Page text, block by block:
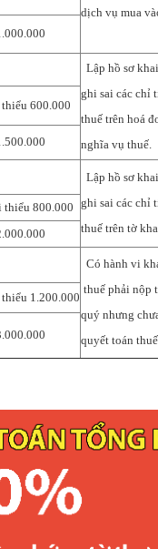
dịch vụ mua
Lập hồ sơ
ghi sai các chỉ
thuế trên hoá
nghĩa vụ thuế.
600.000
Lập hồ sơ
ghi sai các chỉ
thuế trên tờ
thiểu 800.000
Có hành vi
thuế phải nộp
quý nhưng
quyết toán thuế
1.200.000